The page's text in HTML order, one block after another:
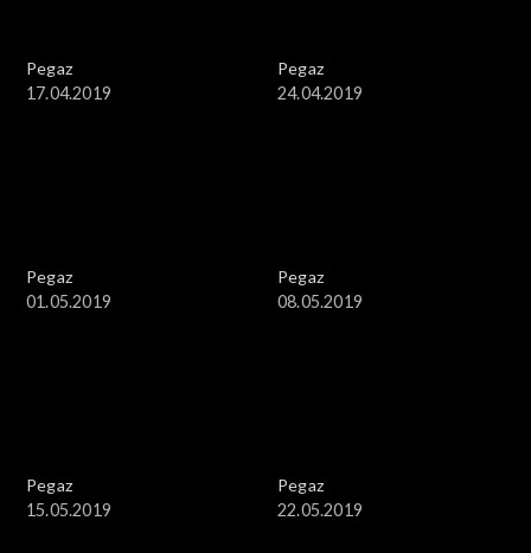
Pegaz
17.04.2019
Pegaz
24.04.2019
Pegaz
01.05.2019
Pegaz
08.05.2019
Pegaz
15.05.2019
Pegaz
22.05.2019